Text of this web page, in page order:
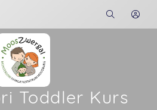
Toddler Kurs